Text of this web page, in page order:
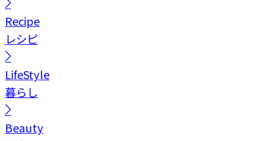
Recipe
レシピ
LifeStyle
暮らし
Beauty